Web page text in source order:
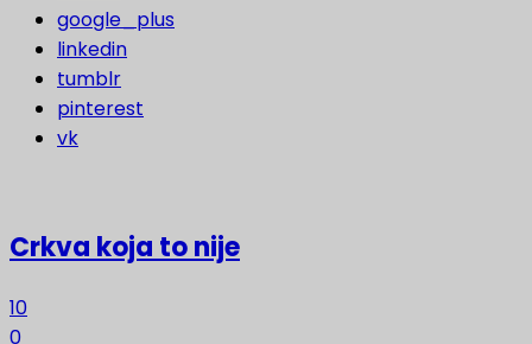
google_plus
linkedin
tumblr
pinterest
vk
Crkva koja to nije
10
0